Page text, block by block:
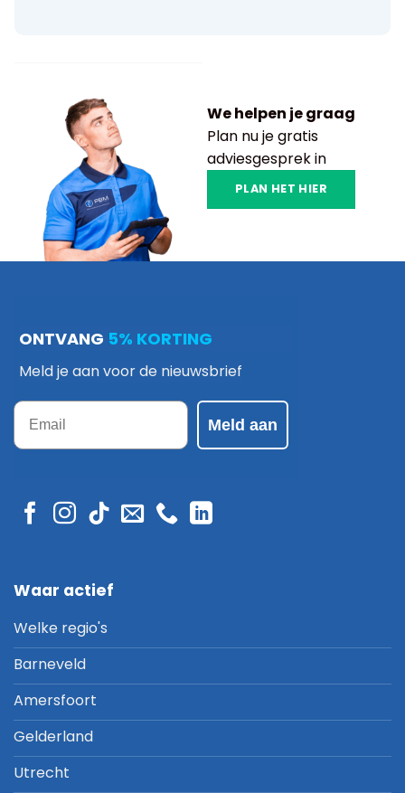
We helpen je graag
Plan nu je gratis
adviesgesprek in
PLAN HET HIER
ONTVANG 5% KORTING
Meld je aan voor de nieuwsbrief
Email
Meld aan
Waar actief
Welke regio's
Barneveld
Amersfoort
Gelderland
Utrecht